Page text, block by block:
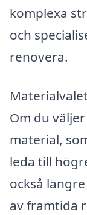
komplexa
och
renovera.
Om du
material,
leda till
också
av framtida